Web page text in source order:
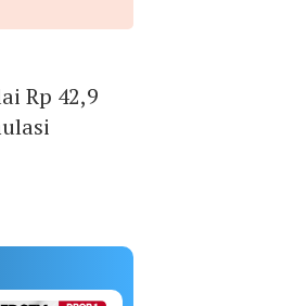
Rp 42,9